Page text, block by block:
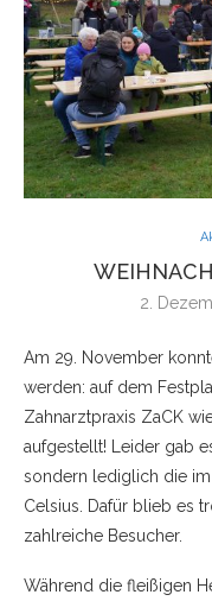
2.
Am 29. November
werden: auf dem
Zahnarztpraxis ZaCK
aufgestellt! Leider gab
sondern lediglich die
Celsius. Dafür blieb es
zahlreiche Besucher.
Während die fleißigen